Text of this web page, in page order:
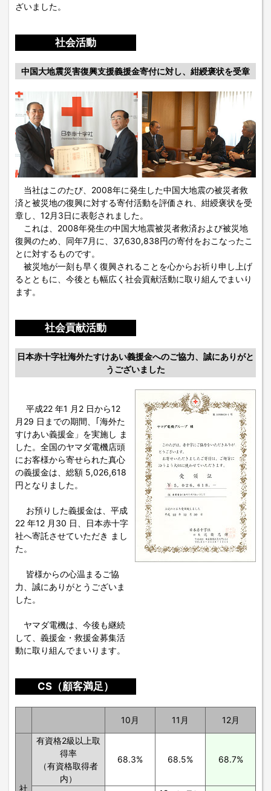
ざいました。
社会活動
中国大地震災害復興支援義援金寄付に対し、紺綬褒状を受章
当社はこのたび、2008年に発生した中国大地震の被災者救
済と被災地の復興に対する寄付活動を評価され、紺綬褒状を受
章し、12月3日に表彰されました。
これは、2008年発生の中国大地震被災者救済および被災地
復興のため、同年7月に、37,630,838円の寄付をおこなったこ
とに対するものです。
被災地が一刻も早く復興されることを心からお祈り申し上げ
るとともに、今後とも幅広く社会貢献活動に取り組んでまいり
ます。
社会貢献活動
日本赤十字社海外たすけあい義援金へのご協力、誠にありがと
うございました
平成22 年1 月2 日から12
月29 日までの期間、｢海外た
すけあい義援金」を実施し ま
した。全国のヤマダ電機店頭
にお客様から寄せられた真心
の義援金は、総額 5,026,618
円となりました。
お預りした義援金は、平成
22 年12 月30 日、日本赤十字
社へ寄託させていただき まし
た。
皆様からの心温まるご協
力、誠にありがとうございま
した。
ヤマダ電機は、今後も継続
して、義援金・救援金募集活
動に取り組んでまいります。
CS（顧客満足）
10月 11月 12月
社
有資格2級以上取
得率
（有資格取得者
内）
68.3% 68.5% 68.7%